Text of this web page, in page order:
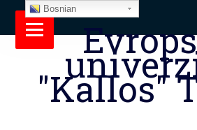
"Kallos"
Bosnian